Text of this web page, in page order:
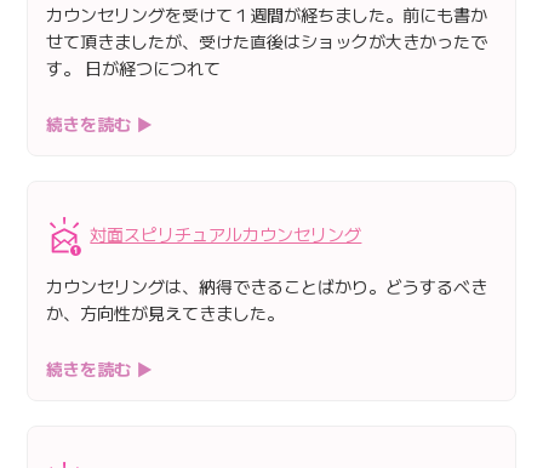
カウンセリングを受けて１週間が経ちました。前にも書か
せて頂きましたが、受けた直後はショックが大きかったで
す。 日が経つにつれて
続きを読む ▶
対面スピリチュアルカウンセリング
カウンセリングは、納得できることばかり。どうするべき
か、方向性が見えてきました。
続きを読む ▶